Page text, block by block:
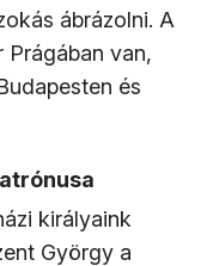
ábrázolni. A
Prágában van,
és
királyaink
György a